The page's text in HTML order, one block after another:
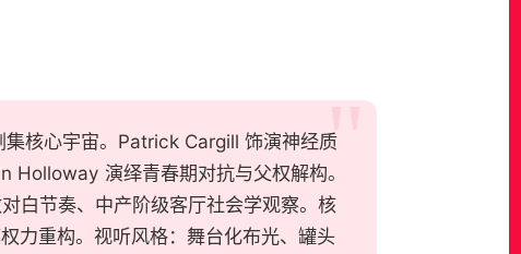
核心宇宙。Patrick Cargill 饰演神经质
演绎青春期对抗与父权解构。
白节奏、中产阶级客厅社会学观察。核
力重构。视听风格：舞台化布光、罐头